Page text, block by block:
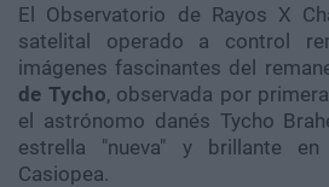
El Observatorio de Rayos X
satelital operado a control
imágenes fascinantes del
de Tycho, observada por
el astrónomo danés Tycho
estrella "nueva" y brillante
Casiopea.